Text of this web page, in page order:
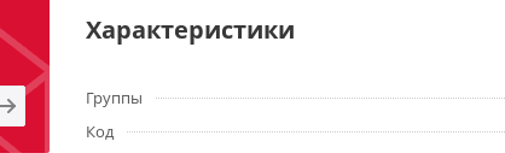
Характеристики
Группы
Код